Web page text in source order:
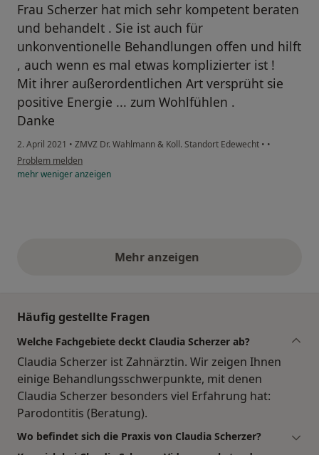
Frau Scherzer hat mich sehr kompetent beraten
und behandelt . Sie ist auch für
unkonventionelle Behandlungen offen und hilft
, auch wenn es mal etwas komplizierter ist !
Mit ihrer außerordentlichen Art versprüht sie
positive Energie ... zum Wohlfühlen .
Danke
2. April 2021 • ZMVZ Dr. Wahlmann & Koll. Standort Edewecht • •
Problem melden
mehrwenigeranzeigen
Mehr anzeigenobige Stellungnahmen
Häufig gestellte Fragen
Welche Fachgebiete deckt Claudia Scherzer ab?
Claudia Scherzer ist Zahnärztin. Wir zeigen Ihnen
einige Behandlungsschwerpunkte, mit denen
Claudia Scherzer besonders viel Erfahrung hat:
Parodontitis (Beratung).
Wo befindet sich die Praxis von Claudia Scherzer?